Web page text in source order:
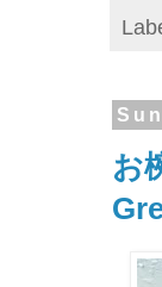
お